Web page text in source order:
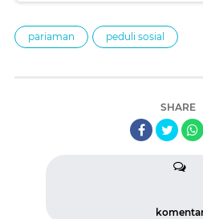
pariaman peduli sosial
SHARE